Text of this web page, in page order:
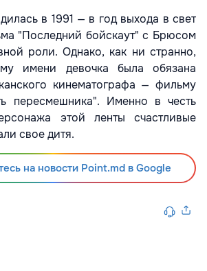
в 1991 — в год выхода в свет
"Последний бойскаут" с Брюсом
роли. Однако, как ни странно,
имени девочка была обязана
кинематографа — фильму
пересмешника". Именно в честь
этой ленты счастливые
свое дитя.
на новости Point.md в Google